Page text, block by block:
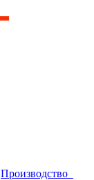
Производство